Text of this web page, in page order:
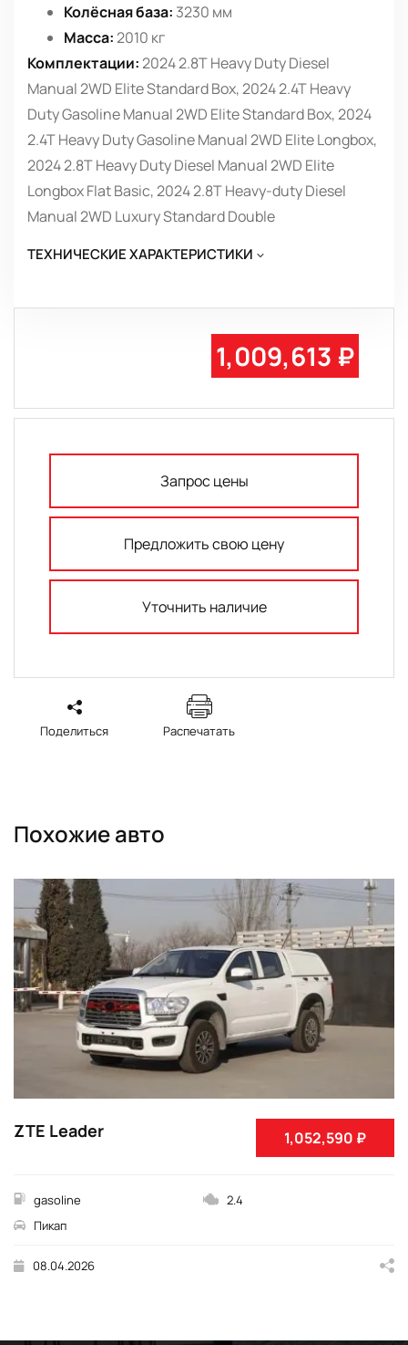
Колёсная база: 3230 мм
Масса:2010 кг
Комплектации:2024 2.8T Heavy Duty Diesel
Manual 2WD Elite Standard Box, 2024 2.4T Heavy
Duty Gasoline Manual 2WD Elite Standard Box, 2024
2.4T Heavy Duty Gasoline Manual 2WD Elite Longbox,
2024 2.8T Heavy Duty Diesel Manual 2WD Elite
Longbox Flat Basic, 2024 2.8T Heavy-duty Diesel
Manual 2WD Luxury Standard Double
ТЕХНИЧЕСКИЕ ХАРАКТЕРИСТИКИ
1,009,613 ₽
Запрос цены
Предложить свою цену
Уточнить наличие
Поделиться Распечатать
Похожие авто
1,052,590 ₽
ZTE Leader
gasoline
2.4
Пикап
08.04.2026